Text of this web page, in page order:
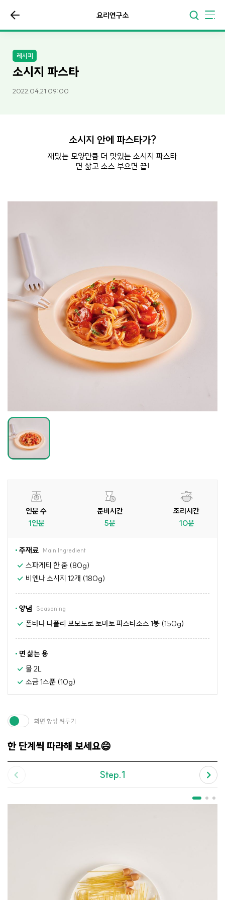
요리연구소
레시피
소시지 파스타
2022.04.21 09:00
소시지 안에 파스타가?
재밌는 모양만큼 더 맛있는 소시지 파스타
면 삶고 소스 부으면 끝!
인분 수
1인분
준비시간
5분
조리시간
10분
주재료 Main Ingredient
스파게티 한 줌 (80g)
비엔나 소시지 12개 (180g)
양념 Seasoning
폰타나 나폴리 뽀모도로 토마토 파스타소스 1봉 (150g)
면 삶는 용
물 2L
소금 1스푼 (10g)
한 단계씩 따라해 보세요😄
화면 항상 켜두기
Step.1